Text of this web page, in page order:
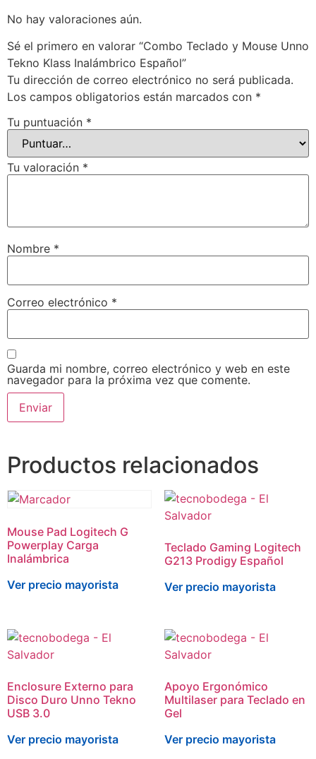
No hay valoraciones aún.
Sé el primero en valorar “Combo Teclado y Mouse Unno
Tekno Klass Inalámbrico Español”
Tu dirección de correo electrónico no será publicada.
Los campos obligatorios están marcados con *
Tu puntuación *
Tu valoración *
Nombre *
Correo electrónico *
Guarda mi nombre, correo electrónico y web en este
navegador para la próxima vez que comente.
Productos relacionados
Mouse Pad Logitech G
Powerplay Carga
Inalámbrica
Ver precio mayorista
Teclado Gaming Logitech
G213 Prodigy Español
Ver precio mayorista
Enclosure Externo para
Disco Duro Unno Tekno
USB 3.0
Ver precio mayorista
Apoyo Ergonómico
Multilaser para Teclado en
Gel
Ver precio mayorista